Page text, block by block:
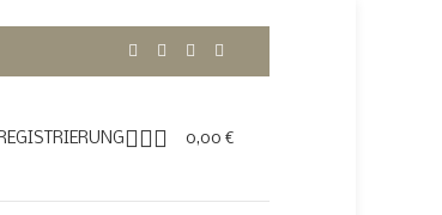
0,00 €